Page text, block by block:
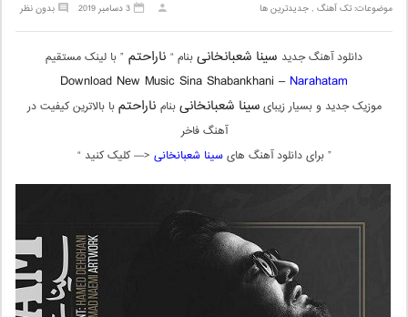
موضوعات:تک آهنگ ,جدیدترین ها بدون نظر 3 دسامبر 2019
دانلود آهنگ جدید سینا شعبانخانیبنام “ ناراحتم ” با لینک مستقیم
Download New Music Sina Shabankhani – Narahatam
موزیک جدید و بسیار زیبایسینا شعبانخانیبنام ناراحتمبا بالاترین کیفیت در
آهنگ فاخر
” برای دانلود آهنگ هایسینا شعبانخانی <— کلیک کنید “